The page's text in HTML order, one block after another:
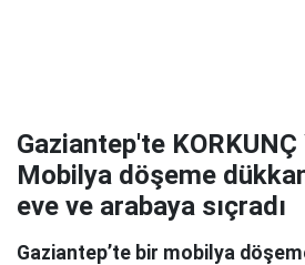
Gaziantep'te KORKUNÇ
Mobilya döşeme
eve ve arabaya sıçradı
Gaziantep’te bir mobilya